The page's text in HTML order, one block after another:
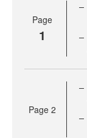
Page
1
Page 2